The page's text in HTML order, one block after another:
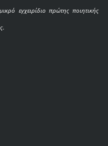
εγχειρίδιο πρώτης ποιητικής